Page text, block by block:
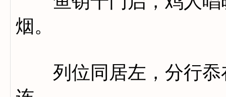
烟。
列位同居左，分行忝